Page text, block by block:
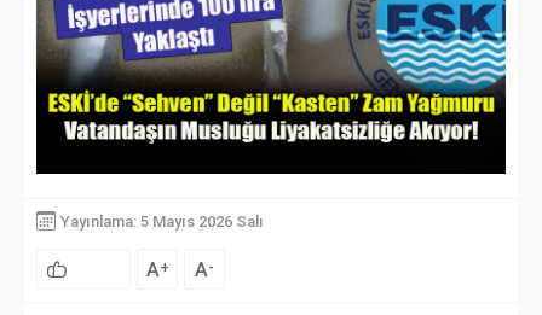
Yayınlama: 5 Mayıs 2026 Salı
A+ A-